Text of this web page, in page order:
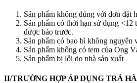
Sản phẩm không đúng với đơn đặt
Sản phẩm có thời hạn sử dụng <12
được báo trước.
Sản phẩm có bao bì không nguyên
Sản phẩm không có tem của Ong
Sản phẩm bị lỗi do nhà sản xuất
II/TRƯỜNG HỢP ÁP DỤNG TRẢ